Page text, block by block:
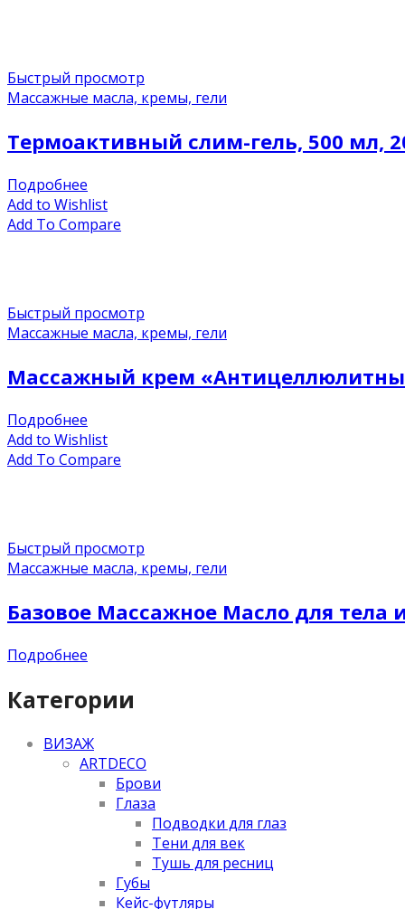
Быстрый просмотр
Массажные масла, кремы, гели
Термоактивный слим-гель, 500 мл,
Подробнее
Add to Wishlist
Add To Compare
Быстрый просмотр
Массажные масла, кремы, гели
Массажный крем
Подробнее
Add to Wishlist
Add To Compare
Быстрый просмотр
Массажные масла, кремы, гели
Базовое Массажное Масло для тела
Подробнее
Категории
ВИЗАЖ
ARTDECO
Брови
Глаза
Подводки для глаз
Тени для век
Тушь для ресниц
Губы
Кейс-футляры